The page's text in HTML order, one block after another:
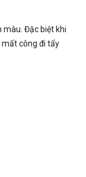
màu. Đặc biệt khi
mất công đi tẩy